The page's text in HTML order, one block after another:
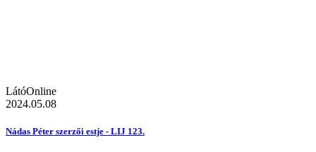
LátóOnline
2024.05.08
Nádas Péter szerzői estje - LIJ 123.